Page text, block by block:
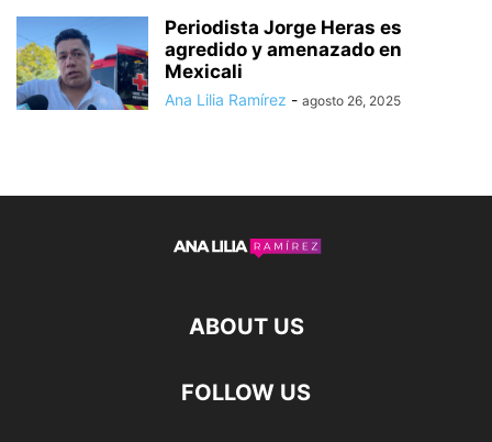
Periodista Jorge Heras es
agredido y amenazado en
Mexicali
Ana Lilia Ramírez - agosto 26, 2025
ABOUT US
FOLLOW US